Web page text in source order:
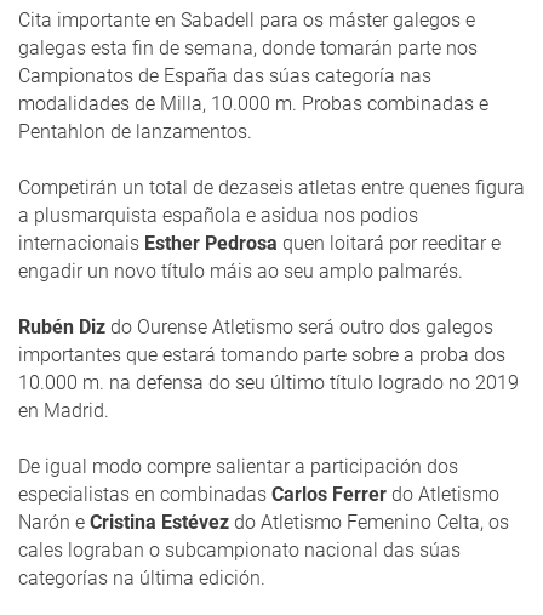
Cita importante en Sabadell para os máster galegos e
galegas esta fin de semana, donde tomarán parte nos
Campionatos de España das súas categoría nas
modalidades de Milla, 10.000 m. Probas combinadas e
Pentahlon de lanzamentos.
Competirán un total de dezaseis atletas entre quenes figura
a plusmarquista española e asidua nos podios
internacionais Esther Pedrosa quen loitará por reeditar e
engadir un novo título máis ao seu amplo palmarés.
Rubén Diz do Ourense Atletismo será outro dos galegos
importantes que estará tomando parte sobre a proba dos
10.000 m. na defensa do seu último título logrado no 2019
en Madrid.
De igual modo compre salientar a participación dos
especialistas en combinadas Carlos Ferrer do Atletismo
Narón e Cristina Estévez do Atletismo Femenino Celta, os
cales lograban o subcampionato nacional das súas
categorías na última edición.